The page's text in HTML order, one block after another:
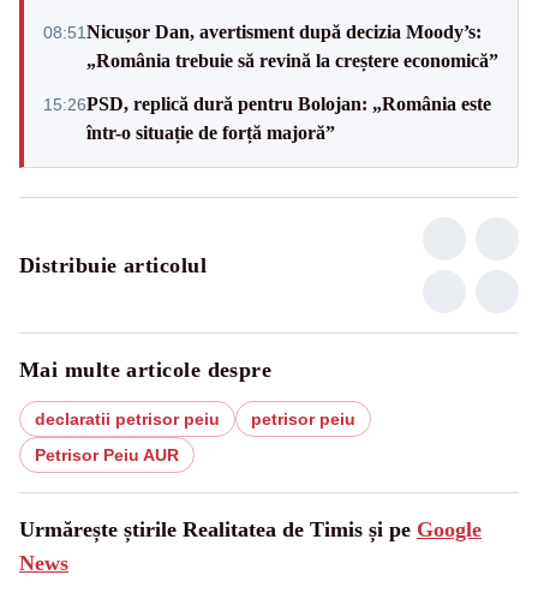
08:51Nicușor Dan, avertisment după decizia Moody’s:
„România trebuie să revină la creștere economică”
15:26PSD, replică dură pentru Bolojan: „România este
într-o situație de forță majoră”
Distribuie articolul
Mai multe articole despre
declaratii petrisor peiu
petrisor peiu
Petrisor Peiu AUR
Urmărește știrile Realitatea de Timis și pe Google
News